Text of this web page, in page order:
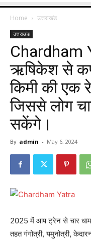
Home उत्तराखंड
उत्तराखंड
Chardham
ऋषिकेश से
किमी की एक
जिससे लोग
सकेंगे।
By admin - May 6, 2024
2025 में आप ट्रेन से चार
तहत गंगोत्री, यमुनोत्री,